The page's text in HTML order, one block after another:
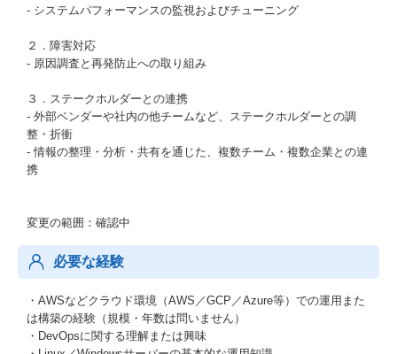
- システムパフォーマンスの監視およびチューニング
２．障害対応
- 原因調査と再発防止への取り組み
３．ステークホルダーとの連携
- 外部ベンダーや社内の他チームなど、ステークホルダーとの調
整・折衝
- 情報の整理・分析・共有を通じた、複数チーム・複数企業との連
携
変更の範囲：確認中
必要な経験
・AWSなどクラウド環境（AWS／GCP／Azure等）での運用また
は構築の経験（規模・年数は問いません）
・DevOpsに関する理解または興味